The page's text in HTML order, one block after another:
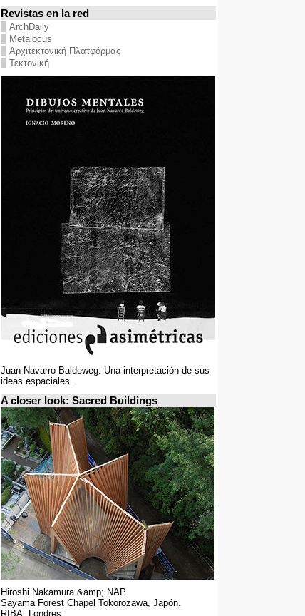
Revistas en la red
ArchDaily
Metalocus
Αρχιτεκτονική Πλατφόρμας
Τεκτονική
Juan Navarro Baldeweg. Una interpretación de sus
ideas espaciales.
A closer look: Sacred Buildings
Hiroshi Nakamura &amp; NAP.
Sayama Forest Chapel Tokorozawa, Japón.
RIBA, Londres.